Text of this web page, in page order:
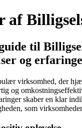
af
til
og
virksomhed, der
og
skaber en klar
som